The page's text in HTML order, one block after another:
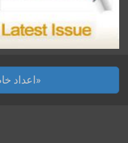
اعداد خاصة «ملاحق»